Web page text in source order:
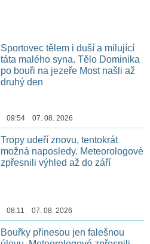
Sportovec tělem i duší a milující
táta malého syna. Tělo Dominika
po bouři na jezeře Most našli až
druhý den
09:54 07. 08. 2026
Tropy udeří znovu, tentokrát
možná naposledy. Meteorologové
zpřesnili výhled až do září
08:11 07. 08. 2026
Bouřky přinesou jen falešnou